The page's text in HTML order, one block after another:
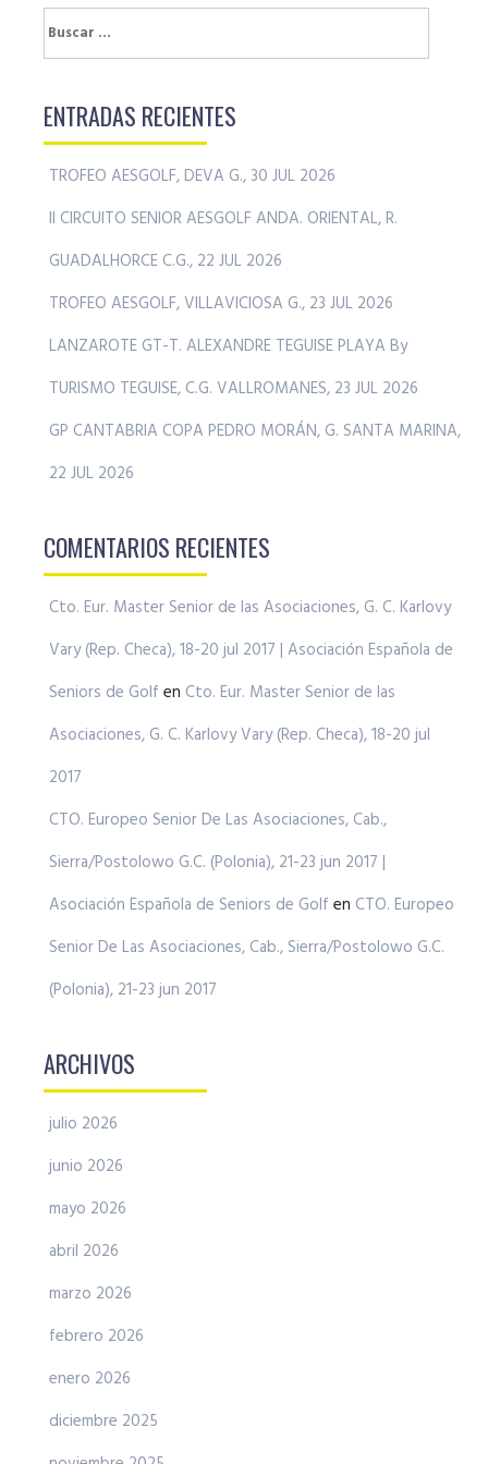
Buscar:
ENTRADAS RECIENTES
TROFEO AESGOLF, DEVA G., 30 JUL 2026
II CIRCUITO SENIOR AESGOLF ANDA. ORIENTAL, R.
GUADALHORCE C.G., 22 JUL 2026
TROFEO AESGOLF, VILLAVICIOSA G., 23 JUL 2026
LANZAROTE GT-T. ALEXANDRE TEGUISE PLAYA By
TURISMO TEGUISE, C.G. VALLROMANES, 23 JUL 2026
GP CANTABRIA COPA PEDRO MORÁN, G. SANTA MARINA,
22 JUL 2026
COMENTARIOS RECIENTES
Cto. Eur. Master Senior de las Asociaciones, G. C. Karlovy
Vary (Rep. Checa), 18-20 jul 2017 | Asociación Española de
Seniors de Golf en Cto. Eur. Master Senior de las
Asociaciones, G. C. Karlovy Vary (Rep. Checa), 18-20 jul
2017
CTO. Europeo Senior De Las Asociaciones, Cab.,
Sierra/Postolowo G.C. (Polonia), 21-23 jun 2017 |
Asociación Española de Seniors de Golf en CTO. Europeo
Senior De Las Asociaciones, Cab., Sierra/Postolowo G.C.
(Polonia), 21-23 jun 2017
ARCHIVOS
julio 2026
junio 2026
mayo 2026
abril 2026
marzo 2026
febrero 2026
enero 2026
diciembre 2025